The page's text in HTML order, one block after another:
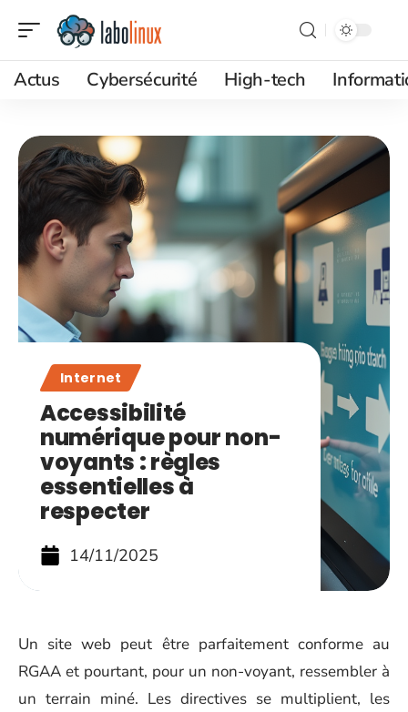
Actus Cybersécurité High-tech
Internet
Accessibilité
numérique pour non-
voyants : règles
essentielles à
respecter
14/11/2025
Un site web peut être parfaitement conforme au
RGAA et pourtant, pour un non-voyant, ressembler à
un terrain miné. Les directives se multiplient, les